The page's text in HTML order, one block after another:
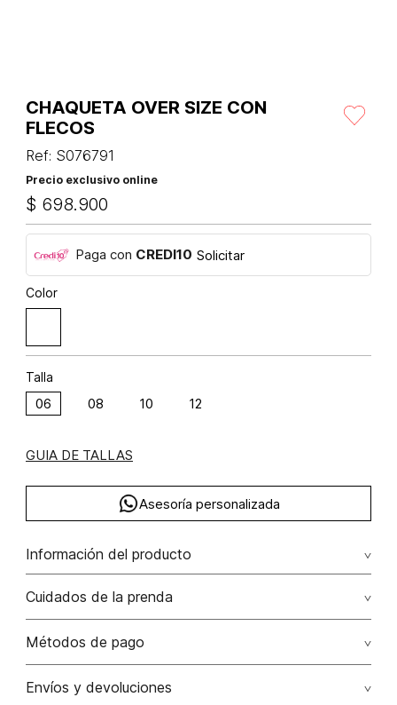
CHAQUETA OVER SIZE CON
FLECOS
Ref: S076791
Precio exclusivo online
$ 698.900
Paga con CREDI10 Solicitar
Color
Talla
06 08 10 12
GUIA DE TALLAS
Asesoría personalizada
Información del producto
Chaqueta over size con flecos algodón 100% 100.00%
algodón/cotton
Cuidados de la prenda
Lavar con colores similares. no secar en máquina. los
Métodos de pago
Tarjetas de crédito: Visa, Dinners, Master Card y American
Envíos y devoluciones